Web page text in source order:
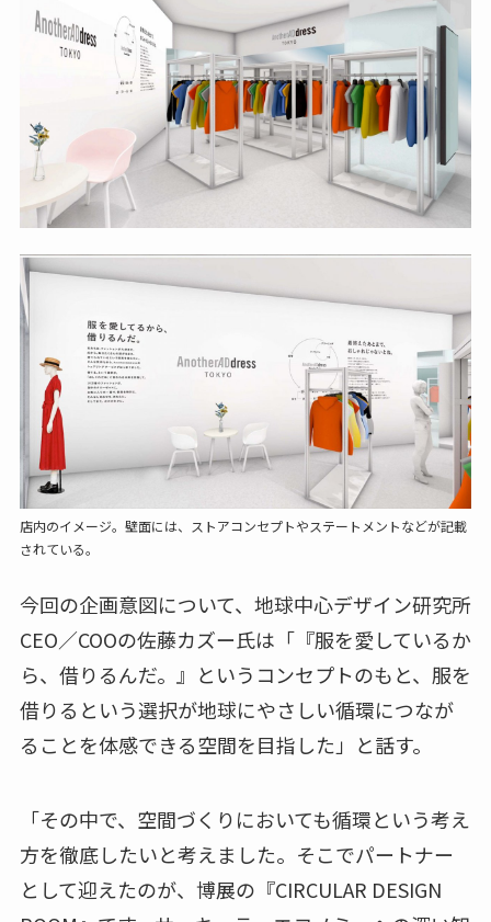
店内のイメージ。壁面には、ストアコンセプトやステートメントなどが記載
されている。
今回の企画意図について、地球中心デザイン研究所
CEO／COOの佐藤カズー氏は「『服を愛しているか
ら、借りるんだ。』というコンセプトのもと、服を
借りるという選択が地球にやさしい循環につなが
ることを体感できる空間を目指した」と話す。
「その中で、空間づくりにおいても循環という考え
方を徹底したいと考えました。そこでパートナー
として迎えたのが、博展の『CIRCULAR DESIGN